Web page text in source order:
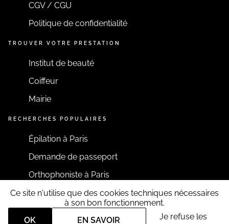
CGV / CGU
Politique de confidentialité
TROUVER VOTRE PRESTATION
Institut de beauté
Coiffeur
Mairie
RECHERCHES POPULAIRES
Épilation à Paris
Demande de passeport
Orthophoniste à Paris
RESTONS CONNECTÉS
Ce site n'utilise que des cookies techniques nécessaires
à son bon fonctionnement.
OK
EN SAVOIR Je refuse les